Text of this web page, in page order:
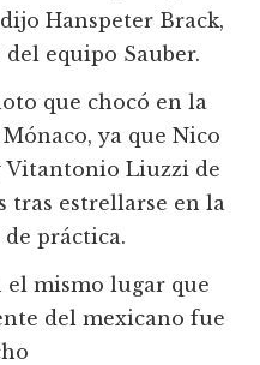
Hanspeter Brack,
equipo Sauber.
que chocó en la
ya que Nico
Vitantonio Liuzzi de
tras estrellarse en la
práctica.
el mismo lugar que
del mexicano fue